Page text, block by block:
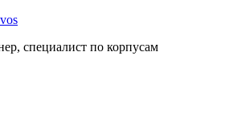
специалист по корпусам